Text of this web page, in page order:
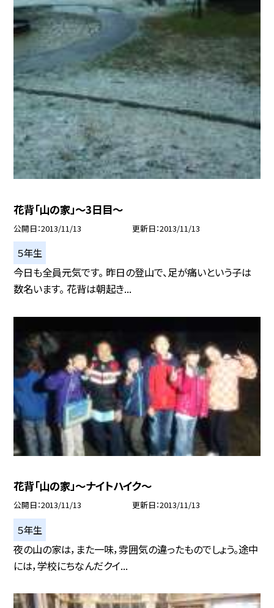
花背「山の家」〜3日目〜
公開日 2013/11/13 更新日 2013/11/13
５年生
今日も全員元気です。 昨日の登山で、足が痛いという子は
数名います。 花背は朝起き...
花背「山の家」〜ナイトハイク〜
公開日 2013/11/13 更新日 2013/11/13
５年生
夜の山の家は，また一味，雰囲気の違ったものでしょう。途中
には，学校にちなんだクイ...